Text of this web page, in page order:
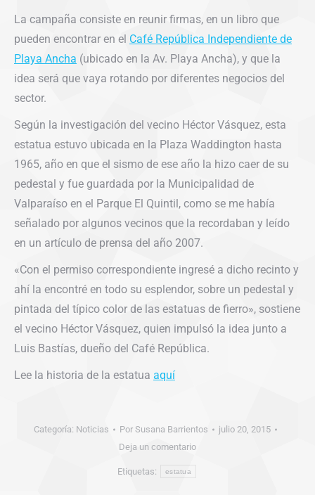
La campaña consiste en reunir firmas, en un libro que
pueden encontrar en el Café República Independiente de
Playa Ancha (ubicado en la Av. Playa Ancha), y que la
idea será que vaya rotando por diferentes negocios del
sector.
Según la investigación del vecino Héctor Vásquez, esta
estatua estuvo ubicada en la Plaza Waddington hasta
1965, año en que el sismo de ese año la hizo caer de su
pedestal y fue guardada por la Municipalidad de
Valparaíso en el Parque El Quintil, como se me había
señalado por algunos vecinos que la recordaban y leído
en un artículo de prensa del año 2007.
«Con el permiso correspondiente ingresé a dicho recinto y
ahí la encontré en todo su esplendor, sobre un pedestal y
pintada del típico color de las estatuas de fierro», sostiene
el vecino Héctor Vásquez, quien impulsó la idea junto a
Luis Bastías, dueño del Café República.
Lee la historia de la estatua aquí
Categoría: Noticias Por Susana Barrientos
julio 20, 2015
Deja un comentario
Etiquetas: estatua